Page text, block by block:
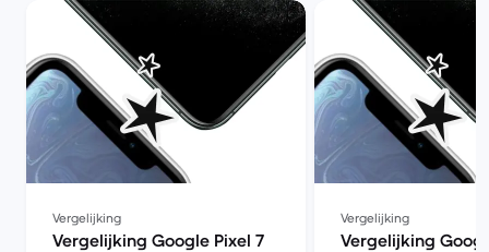
Vergelijking
Vergelijking Google Pixel 7
Vergelijking
Vergelijking